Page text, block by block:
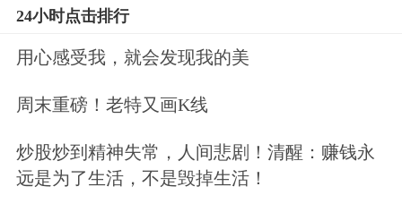
多地出台政策支持新技术落地
脑机接口技术作为全新的前沿科技，受
24小时点击排行
用心感受我，就会发现我的美
周末重磅！老特又画K线
炒股炒到精神失常，人间悲剧！清醒：赚钱永
远是为了生活，不是毁掉生活！